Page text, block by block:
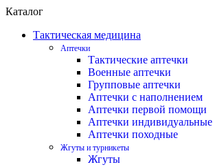
Каталог
Тактическая медицина
Аптечки
Тактические аптечки
Военные аптечки
Групповые аптечки
Аптечки с наполнением
Аптечки первой помощи
Аптечки индивидуальные
Аптечки походные
Жгуты и турникеты
Жгуты